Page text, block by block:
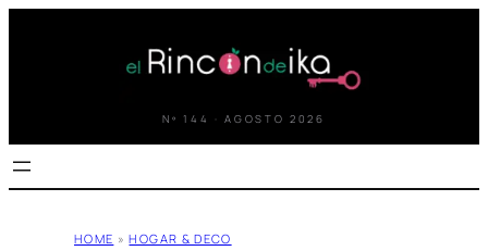
Nº 144 · AGOSTO 2026
HOME » HOGAR & DECO